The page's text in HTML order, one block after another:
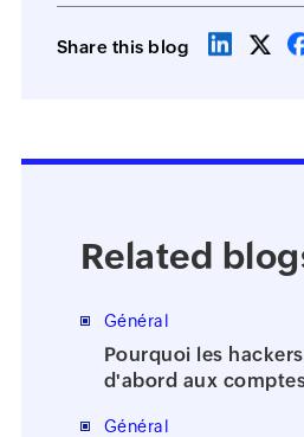
Share this blog
Related
Général
Pourquoi les
d'abord aux
Général